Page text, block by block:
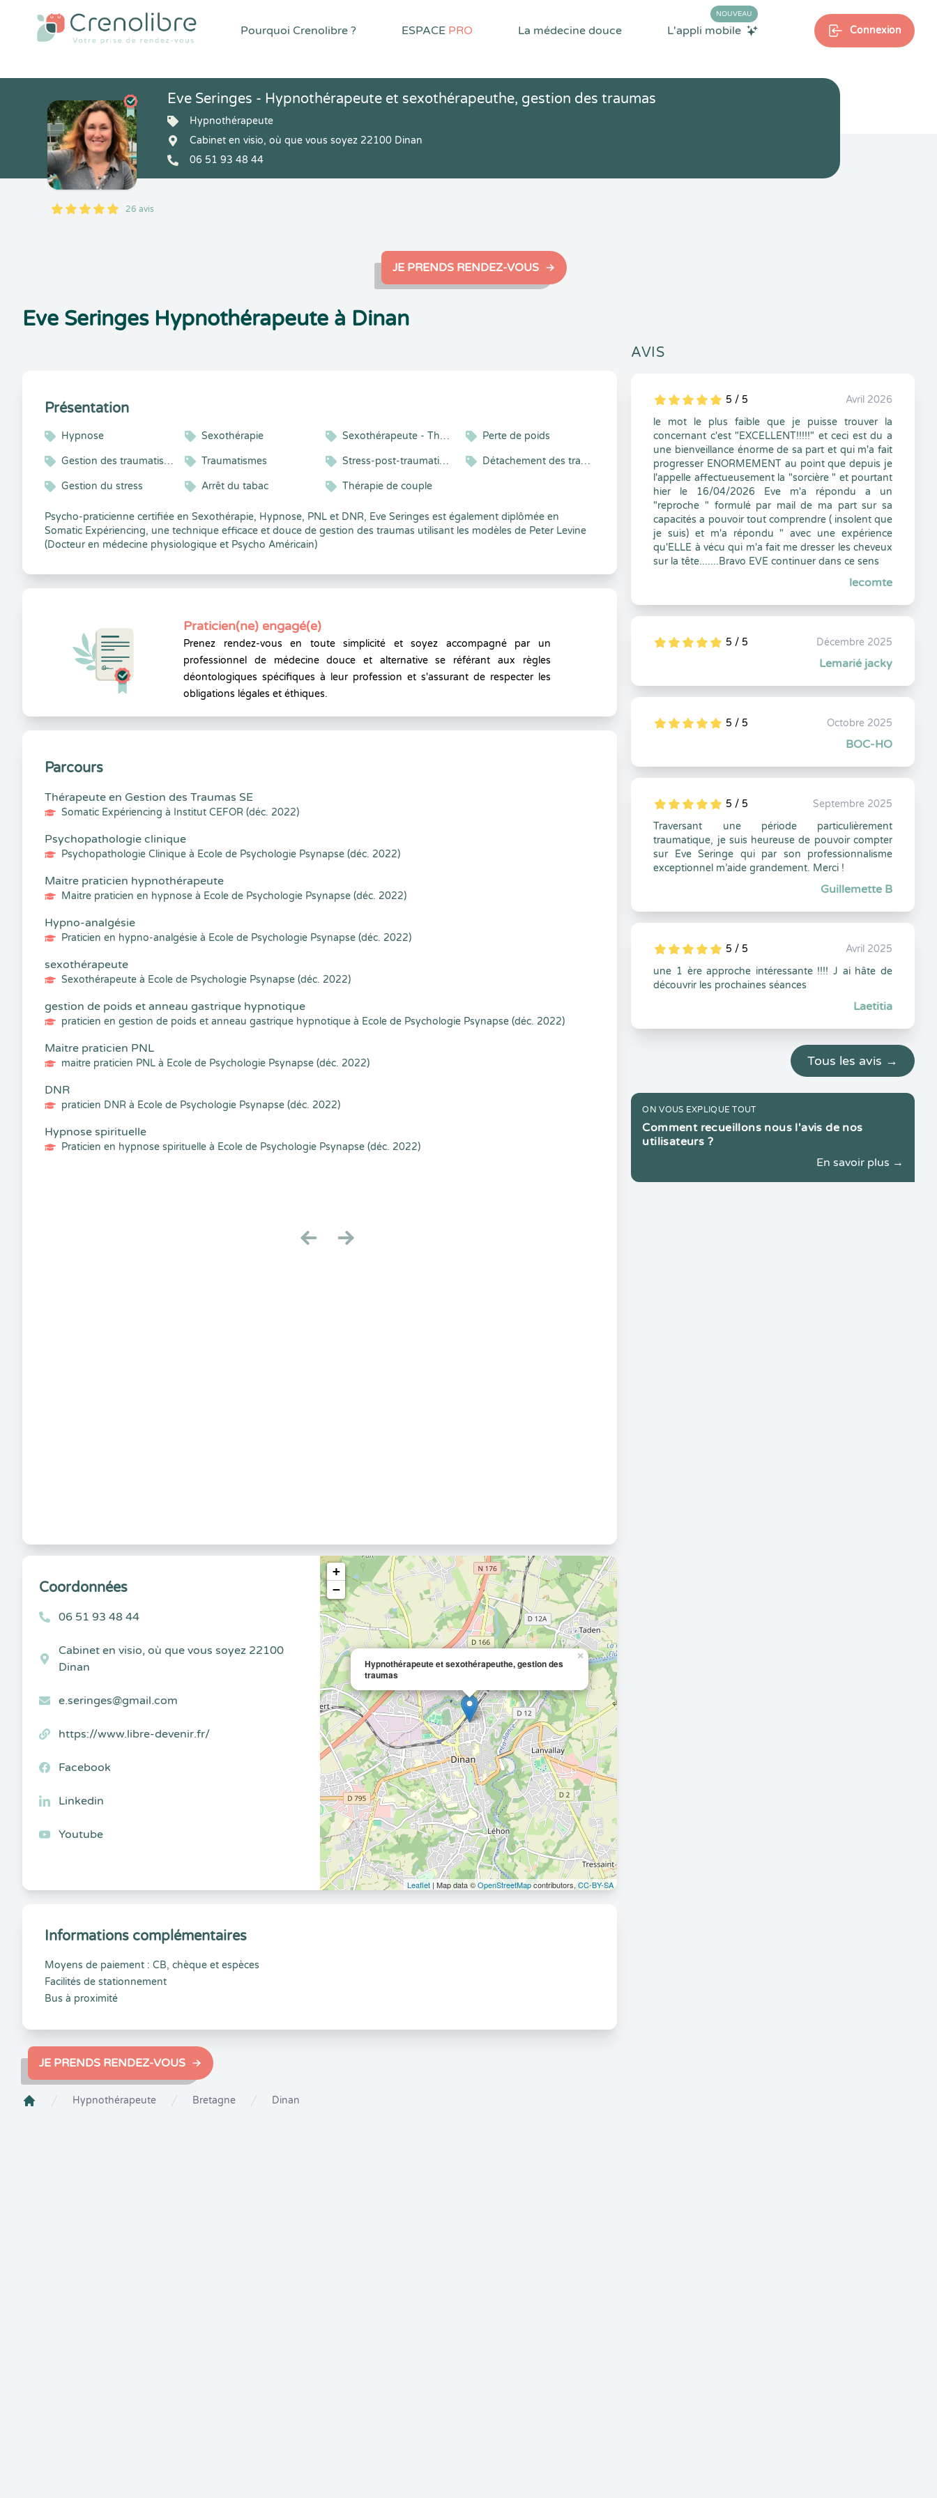
Pourquoi Crenolibre ? ESPACE PRO La médecine douce L'appli mobile
NOUVEAU
Connexion
5
1
5
26 26 avis
Eve Seringes - Hypnothérapeute et sexothérapeuthe, gestion des traumas
Hypnothérapeute
Cabinet en visio, où que vous soyez 22100 Dinan
06 51 93 48 44
JE PRENDS RENDEZ-VOUS
Eve Seringes Hypnothérapeute à Dinan
Présentation
Hypnose Sexothérapie Sexothérapeute - Thérapeute de couple - Hypnothérapeute Perte de poids
Gestion des traumatismes Traumatismes Stress-post-traumatiques Détachement des traumatismes ®
Gestion du stress Arrêt du tabac Thérapie de couple
Psycho-praticienne certifiée en Sexothérapie, Hypnose, PNL et DNR, Eve Seringes est également diplômée en
Somatic Expériencing, une technique efficace et douce de gestion des traumas utilisant les modèles de Peter Levine
(Docteur en médecine physiologique et Psycho Américain)
Praticien(ne) engagé(e)
Prenez rendez-vous en toute simplicité et soyez accompagné par un
professionnel de médecine douce et alternative se référant aux règles
déontologiques spécifiques à leur profession et s'assurant de respecter les
obligations légales et éthiques.
Parcours
Thérapeute en Gestion des Traumas SE
Somatic Expériencing à Institut CEFOR (déc. 2022)
Psychopathologie clinique
Psychopathologie Clinique à Ecole de Psychologie Psynapse (déc. 2022)
Maitre praticien hypnothérapeute
Maitre praticien en hypnose à Ecole de Psychologie Psynapse (déc. 2022)
Hypno-analgésie
Praticien en hypno-analgésie à Ecole de Psychologie Psynapse (déc. 2022)
sexothérapeute
Sexothérapeute à Ecole de Psychologie Psynapse (déc. 2022)
gestion de poids et anneau gastrique hypnotique
praticien en gestion de poids et anneau gastrique hypnotique à Ecole de Psychologie Psynapse (déc. 2022)
Maitre praticien PNL
maitre praticien PNL à Ecole de Psychologie Psynapse (déc. 2022)
DNR
praticien DNR à Ecole de Psychologie Psynapse (déc. 2022)
Hypnose spirituelle
Praticien en hypnose spirituelle à Ecole de Psychologie Psynapse (déc. 2022)
Coordonnées
06 51 93 48 44
Cabinet en visio, où que vous soyez 22100
Dinan
e.seringes@gmail.com
https://www.libre-devenir.fr/
Facebook
Linkedin
Youtube
Hypnothérapeute et sexothérapeuthe, gestion des
traumas
×
+
−
Leaflet | Map data ©OpenStreetMapcontributors,CC-BY-SA
Informations complémentaires
Moyens de paiement : CB, chèque et espèces
Facilités de stationnement
Bus à proximité
AVIS
5
1
5
0 5 / 5
Avril 2026
le mot le plus faible que je puisse trouver la
concernant c'est "EXCELLENT!!!!!" et ceci est du a
une bienveillance énorme de sa part et qui m'a fait
progresser ENORMEMENT au point que depuis je
l'appelle affectueusement la "sorcière " et pourtant
hier le 16/04/2026 Eve m'a répondu a un
"reproche " formulé par mail de ma part sur sa
capacités a pouvoir tout comprendre ( insolent que
je suis) et m'a répondu " avec une expérience
qu'ELLE à vécu qui m'a fait me dresser les cheveux
sur la tête.......Bravo EVE continuer dans ce sens
lecomte
5
1
5
0 5 / 5 Décembre 2025
Lemarié jacky
5
1
5
0 5 / 5 Octobre 2025
BOC-HO
5
1
5
0 5 / 5
Septembre 2025
Traversant une période particulièrement
traumatique, je suis heureuse de pouvoir compter
sur Eve Seringe qui par son professionnalisme
exceptionnel m’aide grandement. Merci !
Guillemette B
5
1
5
0 5 / 5
Avril 2025
une 1 ère approche intéressante !!!! J ai hâte de
découvrir les prochaines séances
Laetitia
Tous les avis →
ON VOUS EXPLIQUE TOUT
Comment recueillons nous l'avis de nos
utilisateurs ?
En savoir plus →
JE PRENDS RENDEZ-VOUS
Hypnothérapeute Bretagne Dinan